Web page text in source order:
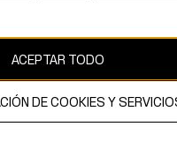
ACEPTAR TODO
DE COOKIES Y